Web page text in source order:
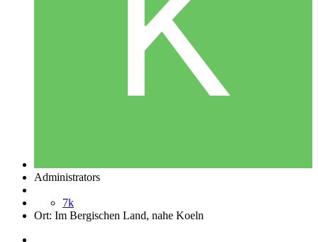
Administrators
7k
Ort: Im Bergischen Land, nahe Koeln